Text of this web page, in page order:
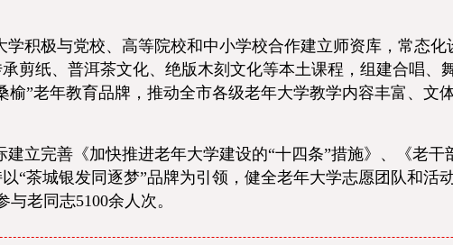
积极与党校、高等院校和中小学校合作建立师资库，常态
剪纸、普洱茶文化、绝版木刻文化等本土课程，组建合唱、
”老年教育品牌，推动全市各级老年大学教学内容丰富、文
立完善《加快推进老年大学建设的“十四条”措施》、《老干
“茶城银发同逐梦”品牌为引领，健全老年大学志愿团队和活
老同志5100余人次。